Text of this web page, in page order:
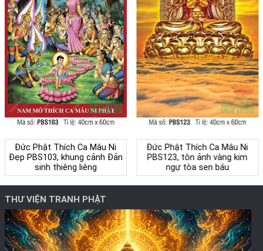
Đức Phật Thích Ca Mâu Ni
Đẹp PBS103, khung cảnh Đản
sinh thiêng liêng
Đức Phật Thích Ca Mâu Ni
PBS123, tôn ảnh vàng kim
ngự tòa sen báu
THƯ VIỆN TRANH PHẬT